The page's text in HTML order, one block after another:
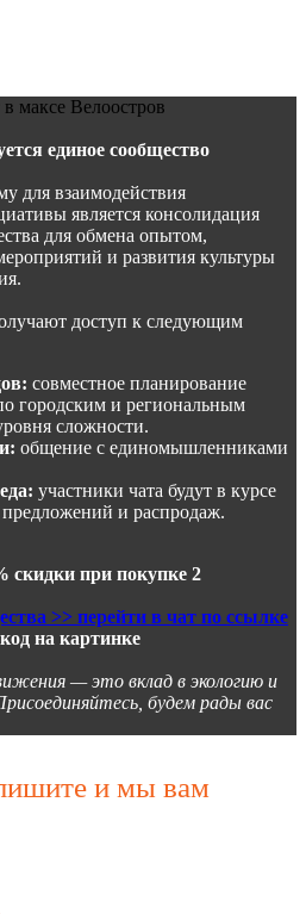
единое сообщество
для взаимодействия
является консолидация
для обмена опытом,
и развития культуры
доступ к следующим
совместное планирование
городским и региональным
сложности.
общение с единомышленниками
участники чата будут в курсе
и распродаж.
скидки при покупке 2
>> перейти в чат по ссылке
на картинке
— это вклад в экологию и
будем рады вас
и мы вам